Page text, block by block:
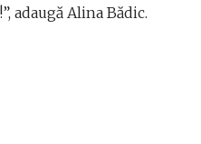
adaugă Alina Bădic.